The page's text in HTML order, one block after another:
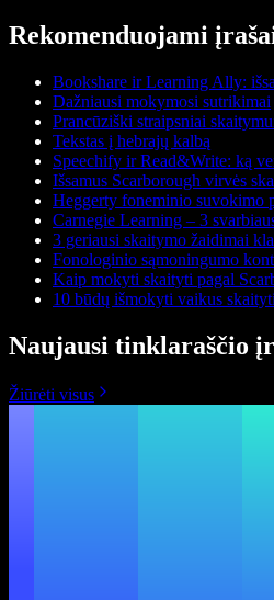
Rekomenduojami
Bookshare ir Learning Ally:
Dažniausi mokymosi sutrikimai
Prancūziški straipsniai
Tekstas į hebrajų kalbą
Speechify ir Read&Write: ką
Išsamus Scarborough virvės
Heggerty foneminio suvokimo
Carnegie Learning – 3
3 geriausi skaitymo žaidimai
Fonologinio sąmoningumo
Kaip mokyti skaityti pagal
10 būdų išmokyti vaikus skaityti
Naujausi tinklaraščio
Žiūrėti visus